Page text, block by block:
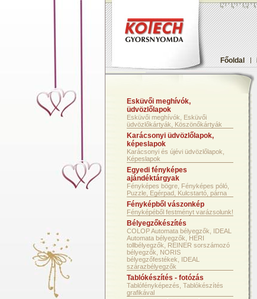
Főoldal |
Esküvői meghívók,
üdvözlőlapok
Esküvői meghívók, Esküvői
üdvözlőkártyák, Köszönőkártyák
Karácsonyi üdvözlőlapok,
képeslapok
Karácsonyi és újévi üdvözlőlapok,
Képeslapok
Egyedi fényképes
ajándéktárgyak
Fényképes bögre, Fényképes póló,
Puzzle, Egérpad, Kulcstartó, párna
Fényképből vászonkép
Fényképéből festményt varázsolunk!
Bélyegzőkészítés
COLOP Automata bélyegzők, IDEAL
Automata bélyegzők, HERI
tollbélyegzők, REINER sorszámozó
bélyegzők, NORIS
bélyegzőfestékek, IDEAL
szárazbélyegzők
Tablókészítés - fotózás
Tablófényképezés, Tablókészítés
grafikával